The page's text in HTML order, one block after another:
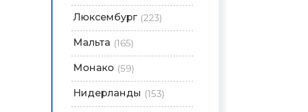
Люксембург (223)
Мальта (165)
Монако (59)
Нидерланды (153)